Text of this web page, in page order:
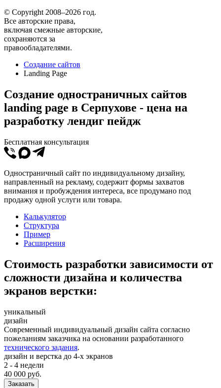
© Copyright 2008–2026 год.
Все авторские права,
включая смежные авторские,
сохраняются за
правообладателями.
Создание сайтов
Landing Page
Создание одностраничных сайтов
landing page в Серпухове - цена на
разработку лендиг пейдж
Бесплатная консультация
Одностраничный сайт по индивидуальному дизайну,
направленный на рекламу, содержит формы захватов
внимания и пробуждения интереса, все продумано под
продажу одной услуги или товара.
Калькулятор
Структура
Пример
Расширения
Стоимость разработки зависимости от
сложности дизайна и количества
экранов верстки:
уникальный
дизайн
Современный индивидуальный дизайн сайта согласно
пожеланиям заказчика на основании разработанного
технического задания.
дизайн и верстка до 4-х экранов
2 - 4 недели
40 000 руб.
Заказать